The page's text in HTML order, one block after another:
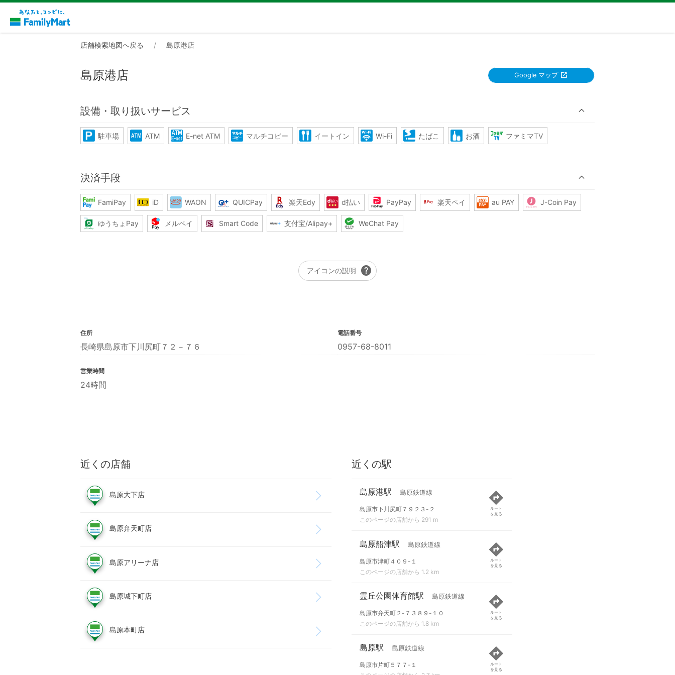
店舗検索地図へ戻る 島原港店
島原港店 Google マップ
設備・取り扱いサービス
駐車場 ATM E-net ATM マルチコピー イートイン Wi-Fi たばこ お酒 ファミマTV
決済手段
FamiPay iD WAON QUICPay 楽天Edy d払い PayPay 楽天ペイ au PAY J-Coin Pay
ゆうちょPay メルペイ Smart Code 支付宝/Alipay+ WeChat Pay
アイコンの説明 help
住所
長崎県島原市下川尻町７２－７６
電話番号
0957-68-8011
営業時間
24時間
近くの店舗
島原大下店
島原弁天町店
島原アリーナ店
島原城下町店
島原本町店
近くの駅
島原港駅 島原鉄道線
島原市下川尻町７９２３-２
このページの店舗から 291 m
ルート
を見る
島原船津駅 島原鉄道線
島原市津町４０９-１
このページの店舗から 1.2 km
ルート
を見る
霊丘公園体育館駅 島原鉄道線
島原市弁天町２-７３８９-１０
このページの店舗から 1.8 km
ルート
を見る
島原駅 島原鉄道線
島原市片町５７７-１
ルート
を見る